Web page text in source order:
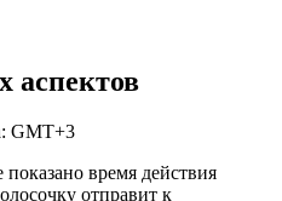
аспектов
GMT+3
время действия
отправит к